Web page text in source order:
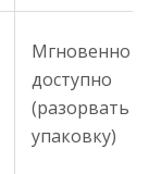
Мгновенно
доступно
(разорвать
упаковку)